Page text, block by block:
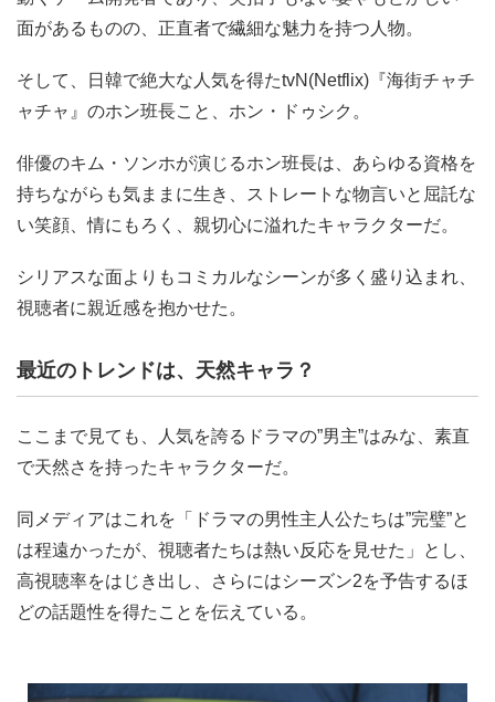
面があるものの、正直者で繊細な魅力を持つ人物。
そして、日韓で絶大な人気を得たtvN(Netflix)『海街チャチ
ャチャ』のホン班長こと、ホン・ドゥシク。
俳優のキム・ソンホが演じるホン班長は、あらゆる資格を
持ちながらも気ままに生き、ストレートな物言いと屈託な
い笑顔、情にもろく、親切心に溢れたキャラクターだ。
シリアスな面よりもコミカルなシーンが多く盛り込まれ、
視聴者に親近感を抱かせた。
最近のトレンドは、天然キャラ？
ここまで見ても、人気を誇るドラマの”男主”はみな、素直
で天然さを持ったキャラクターだ。
同メディアはこれを「ドラマの男性主人公たちは”完璧”と
は程遠かったが、視聴者たちは熱い反応を見せた」とし、
高視聴率をはじき出し、さらにはシーズン2を予告するほ
どの話題性を得たことを伝えている。